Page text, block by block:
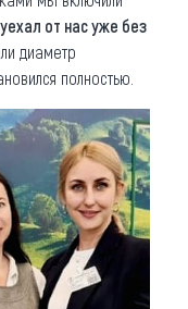
от нас уже без
диаметр
полностью.